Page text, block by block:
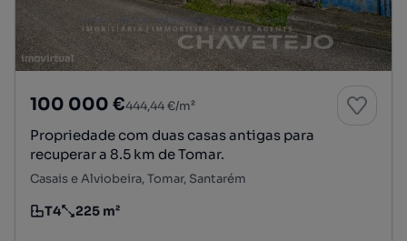
100 000 €444,44 €/m²
Propriedade com duas casas antigas para
recuperar a 8.5 km de Tomar.
Casais e Alviobeira, Tomar, Santarém
Tipologia
T4
Preço por metro quadrado
225 m²